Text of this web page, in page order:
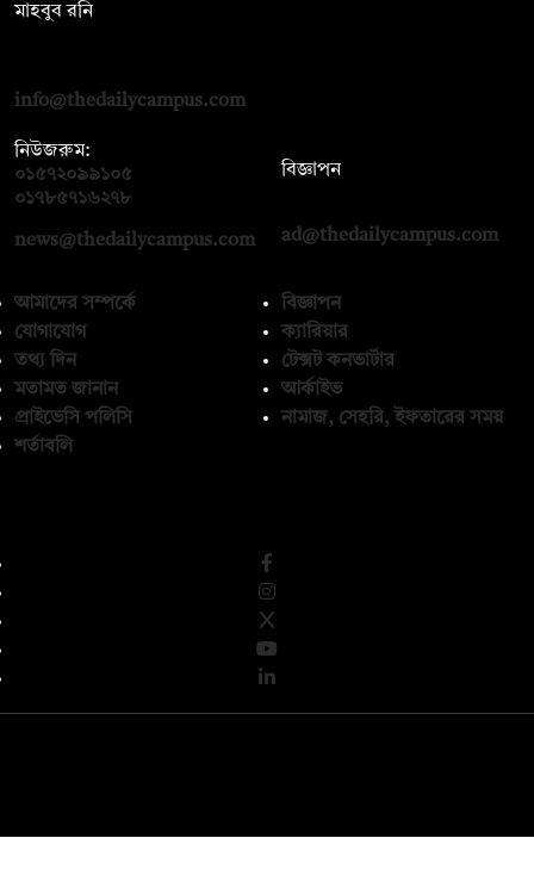
মাহবুব রনি
info@thedailycampus.com
নিউজরুম:
০১৫৭২০৯৯১০৫
০১৭৮৫৭১৬২৭৮
news@thedailycampus.com
বিজ্ঞাপন
ad@thedailycampus.com
আমাদের সম্পর্কে
যোগাযোগ
তথ্য দিন
মতামত জানান
প্রাইভেসি পলিসি
শর্তাবলি
বিজ্ঞাপন
ক্যারিয়ার
টেক্সট কনভার্টার
আর্কাইভ
নামাজ, সেহরি, ইফতারের সময়